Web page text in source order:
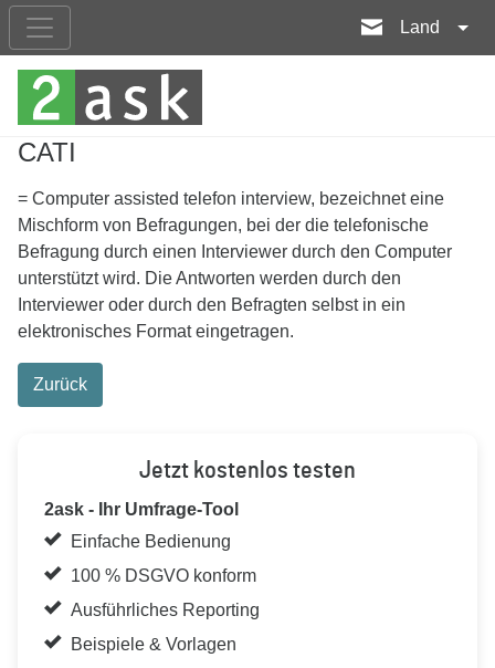
Land
CATI
= Computer assisted telefon interview, bezeichnet eine
Mischform von Befragungen, bei der die telefonische
Befragung durch einen Interviewer durch den Computer
unterstützt wird. Die Antworten werden durch den
Interviewer oder durch den Befragten selbst in ein
elektronisches Format eingetragen.
Zurück
Jetzt kostenlos testen
2ask - Ihr Umfrage-Tool
Einfache Bedienung
100 % DSGVO konform
Ausführliches Reporting
Beispiele & Vorlagen